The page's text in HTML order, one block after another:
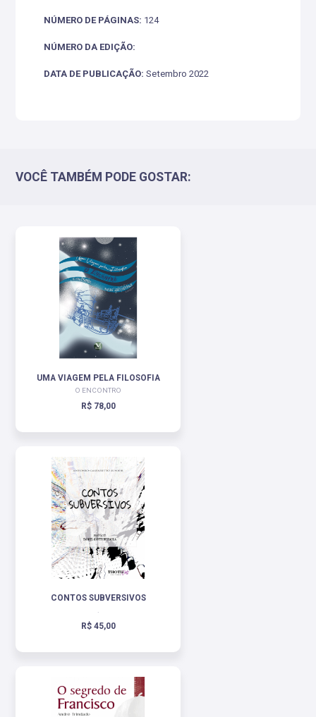
NÚMERO DE PÁGINAS: 124
NÚMERO DA EDIÇÃO:
DATA DE PUBLICAÇÃO: Setembro 2022
VOCÊ TAMBÉM PODE GOSTAR:
UMA VIAGEM PELA FILOSOFIA
O ENCONTRO
R$ 78,00
CONTOS SUBVERSIVOS
.
R$ 45,00